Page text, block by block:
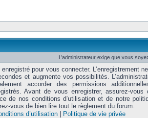
L’administrateur exige que vous
pour vous connecter. L’enregistrement
et augmente vos possibilités.
accorder des permissions
Avant de vous enregistrer, assurez-vous
de nos conditions d’utilisation et de notre
vous de bien lire tout le règlement du forum.
d’utilisation
Politique de vie privée